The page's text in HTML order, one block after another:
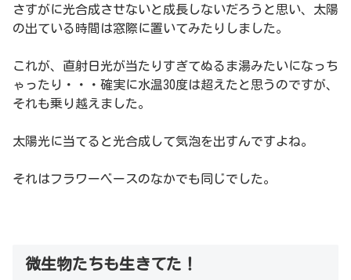
さすがに光合成させないと成長しないだろうと思い、太陽
の出ている時間は窓際に置いてみたりしました。
これが、直射日光が当たりすぎてぬるま湯みたいになっち
ゃったり・・・確実に水温30度は超えたと思うのですが、
それも乗り越えました。
太陽光に当てると光合成して気泡を出すんですよね。
それはフラワーベースのなかでも同じでした。
微生物たちも生きてた！